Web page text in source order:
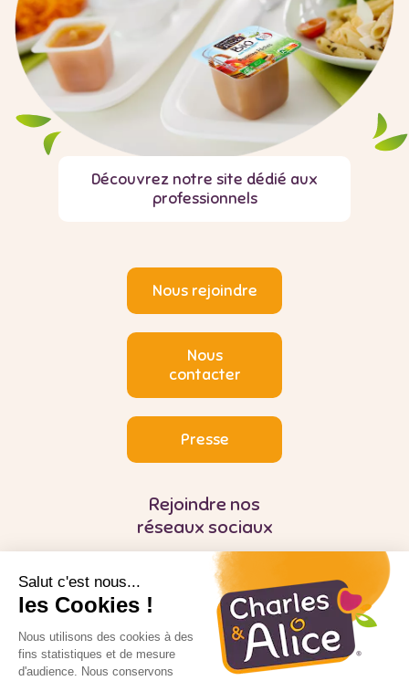
Salut c'est nous...
les Cookies !
Nous utilisons des cookies à des
fins statistiques et de mesure
d'audience. Nous conservons
Découvrez notre site dédié aux
professionnels
Nous rejoindre
Nous
contacter
Presse
Rejoindre nos
réseaux sociaux
Pour votre santé, mangez au moins cinq